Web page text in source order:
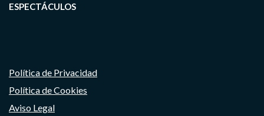
ESPECTÁCULOS
Política de Privacidad
Política de Cookies
Aviso Legal